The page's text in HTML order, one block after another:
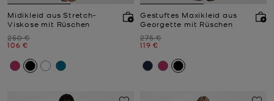
Midikleid aus Stretch-
Viskose mit Rüschen
Zuvor
250 €
Jetzt
106 €
Gestuftes Maxikleid aus
Georgette mit Rüschen
Zuvor
275 €
Jetzt
119 €